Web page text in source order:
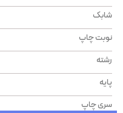
شابک
نوبت چاپ
رشته
پایه
سری چاپ